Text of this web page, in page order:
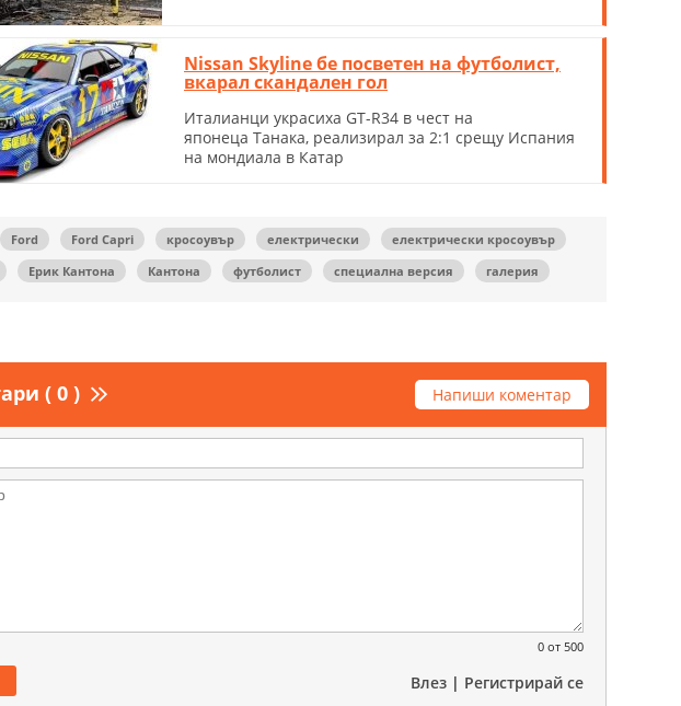
Nissan Skyline бе посветен на футболист,
вкарал скандален гол
Италианци украсиха GT-R34 в чест на
японеца Танака, реализирал за 2:1 срещу Испания
на мондиала в Катар
Ford Ford Capri кросоувър електрически
електрически кросоувър
Ерик Кантона Кантона футболист специална версия галерия
( 0 ) Напиши коментар
0 от 500
Влез | Регистрирай се